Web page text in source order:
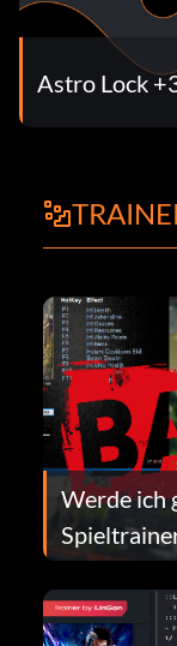
Astro Lock
Werde ich